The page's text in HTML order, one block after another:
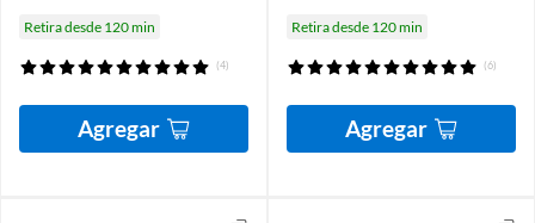
Retira desde 120 min
(4)
Agregar
Retira desde 120 min
(6)
Agregar